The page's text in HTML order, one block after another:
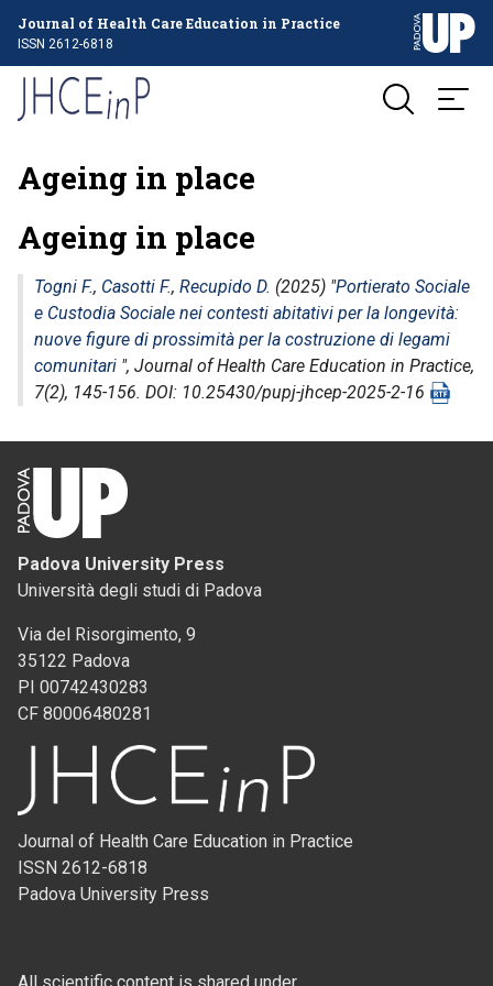
Journal of Health Care Education in Practice
ISSN 2612-6818
Ageing in place
Ageing in place
Togni F., Casotti F., Recupido D. (2025) "Portierato Sociale
e Custodia Sociale nei contesti abitativi per la longevità:
nuove figure di prossimità per la costruzione di legami
comunitari ", Journal of Health Care Education in Practice,
7(2), 145-156. DOI: 10.25430/pupj-jhcep-2025-2-16
Padova University Press
Università degli studi di Padova
Via del Risorgimento, 9
35122 Padova
PI 00742430283
CF 80006480281
Journal of Health Care Education in Practice
ISSN 2612-6818
Padova University Press